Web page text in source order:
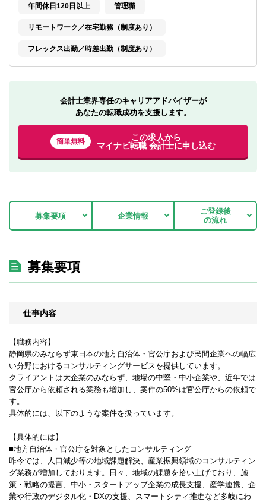
ご利用ガイド
非公開求人とは？
転職お役立ち情報
業界情報
求人情報
年間休日120日以上 管理職
リモートワーク／在宅勤務（制度あり）
フレックス出勤／時差出勤（制度あり）
会計士業界専任のキャリアアドバイザーが
あなたの転職成功を支援します。
簡単無料
この求人から
マイナビ転職 会計士に申し込む
募集要項 企業情報
ご登録後
の流れ
募集要項
仕事内容
【職務内容】
静岡県のみならず東日本の地方自治体・官公庁および民間企業への幅広
い分野におけるコンサルティングサービスを提供しています。
クライアントは大企業のみならず、地場の中堅・中小企業や、近年では
官公庁から依頼される業務も増加し、案件の50%は官公庁からの依頼で
す。
具体的には、以下のような案件を扱っています。
【具体的には】
■地方自治体・官公庁を対象としたコンサルティング
昨今では、人口減少等の地域課題解決、産業振興領域のコンサルティン
グ業務が増加しております。日々、地域の課題を拾い上げており、施
策・戦略の提言、中小・スタートアップ企業の成長支援、産学連携、企
業や行政のデジタル化・DXの支援、スマートシティ推進など多岐にわ